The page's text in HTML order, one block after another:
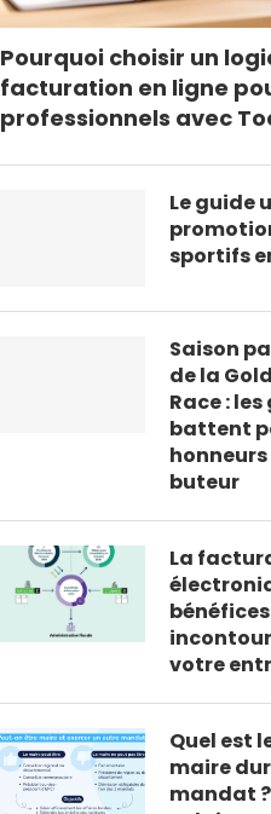
Pourquoi choisir un
facturation en ligne
professionnels avec
Le guide
sportifs
Saison
de la
Race :
battent
buteur
La
bénéfices
votre
Quel est
maire
mandat